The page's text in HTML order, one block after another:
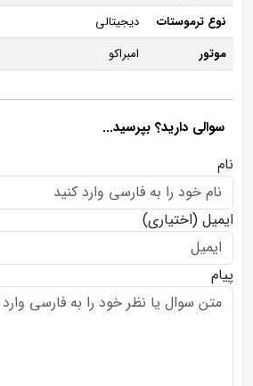
نوع ترموستات
دیجیتالی
موتور
امبراکو
سوالی دارید؟ بپرسید...
نام
ایمیل (اختیاری)
پیام